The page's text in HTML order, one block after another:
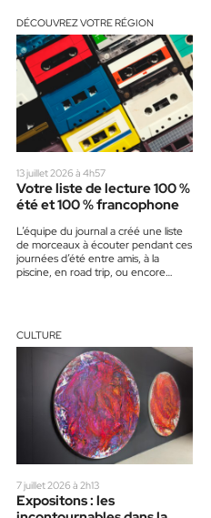
DÉCOUVREZ VOTRE RÉGION
13 juillet 2026 à 4h57
Votre liste de lecture 100 %
été et 100 % francophone
L’équipe du journal a créé une liste
de morceaux à écouter pendant ces
journées d’été entre amis, à la
piscine, en road trip, ou encore…
CULTURE
7 juillet 2026 à 2h13
Expositons : les